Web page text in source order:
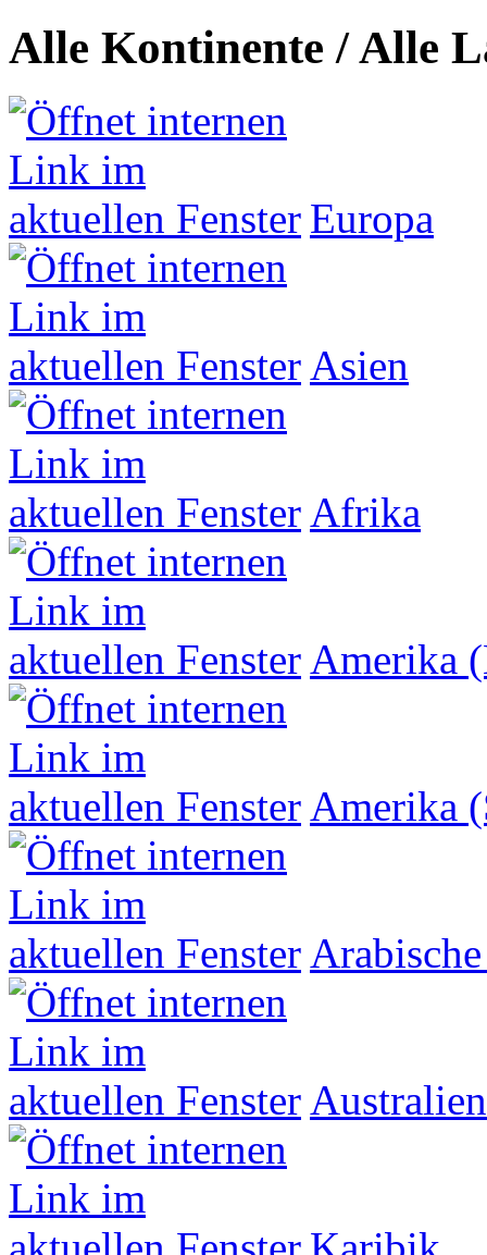
Alle Kontinente / Alle
Europa
Asien
Afrika
Amerika
Amerika
Australien